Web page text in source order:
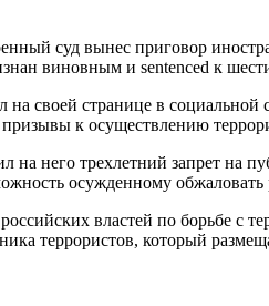
суд вынес приговор
виновным и sentenced к
своей странице в
к осуществлению
на него трехлетний запрет
осужденному обжаловать
властей по борьбе с
террористов, который